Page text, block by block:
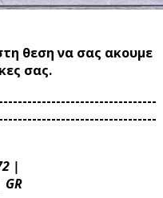
θεση να σας ακουμε
σας.
|